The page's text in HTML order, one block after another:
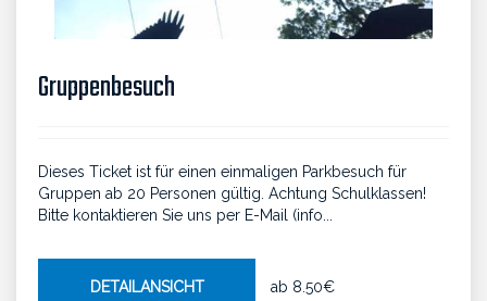
Gruppenbesuch
Dieses Ticket ist für einen einmaligen Parkbesuch für
Gruppen ab 20 Personen gültig. Achtung Schulklassen!
Bitte kontaktieren Sie uns per E-Mail (info...
DETAILANSICHT ab 8.50€